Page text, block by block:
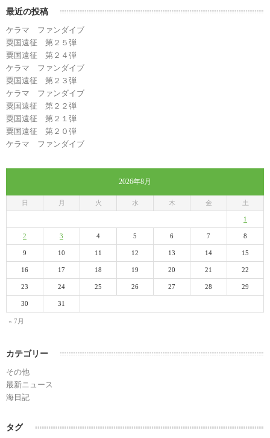
最近の投稿
ケラマ ファンダイブ
粟国遠征 第２５弾
粟国遠征 第２４弾
ケラマ ファンダイブ
粟国遠征 第２３弾
ケラマ ファンダイブ
粟国遠征 第２２弾
粟国遠征 第２１弾
粟国遠征 第２０弾
ケラマ ファンダイブ
2026年8月
日 月 火 水 木 金 土
« 7月
1
2 3 4 5 6 7 8
9 10 11 12 13 14 15
16 17 18 19 20 21 22
23 24 25 26 27 28 29
30 31
カテゴリー
その他
最新ニュース
海日記
タグ